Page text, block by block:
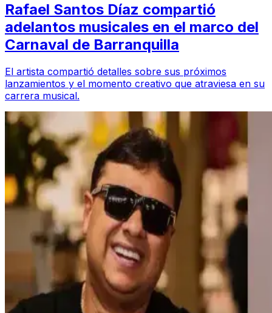
Rafael Santos Díaz compartió
adelantos musicales en el marco del
Carnaval de Barranquilla
El artista compartió detalles sobre sus próximos
lanzamientos y el momento creativo que atraviesa en su
carrera musical.